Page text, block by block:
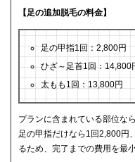
【足の追加脱毛の料金】
足の甲指1回：2,800円
ひざ～足首1回：14,800
太もも1回：13,800円
プランに含まれている部位な
足の甲指だけなら1回2,800円
るため、完了までの費用を最